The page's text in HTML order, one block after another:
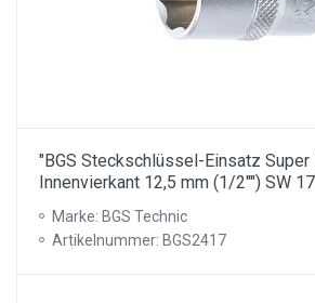
"BGS Steckschlüssel-Einsatz Super
Innenvierkant 12,5 mm (1/2"") SW
Marke: BGS Technic
Artikelnummer: BGS2417